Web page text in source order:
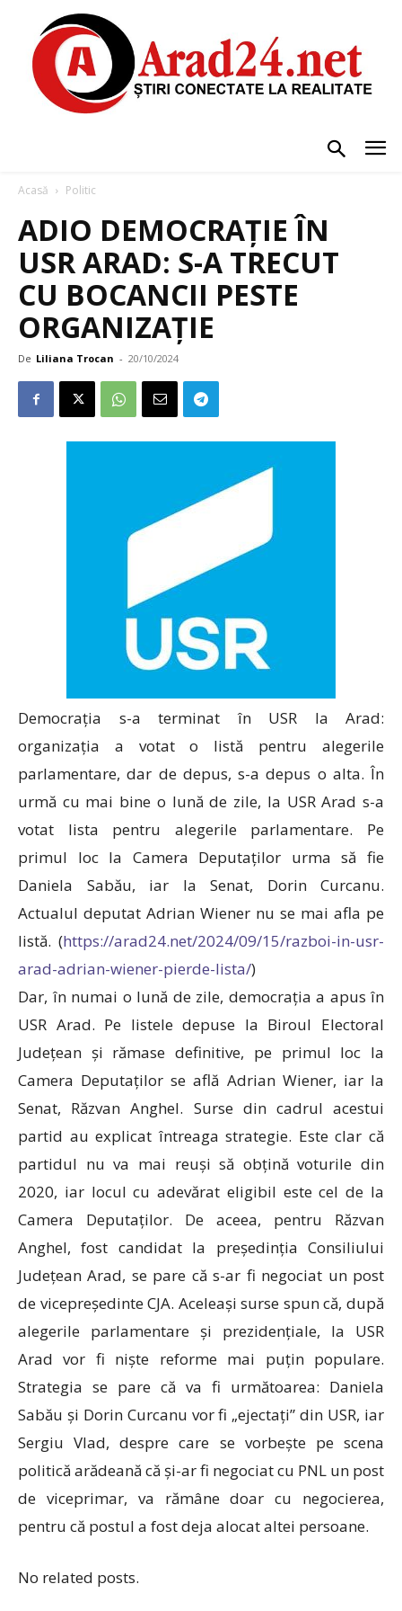
Acasă Politic
ADIO DEMOCRAȚIE ÎN
USR ARAD: S-A TRECUT
CU BOCANCII PESTE
ORGANIZAȚIE
De Liliana Trocan - 20/10/2024
Democrația s-a terminat în USR la Arad:
organizația a votat o listă pentru alegerile
parlamentare, dar de depus, s-a depus o alta. În
urmă cu mai bine o lună de zile, la USR Arad s-a
votat lista pentru alegerile parlamentare. Pe
primul loc la Camera Deputaților urma să fie
Daniela Sabău, iar la Senat, Dorin Curcanu.
Actualul deputat Adrian Wiener nu se mai afla pe
listă. (https://arad24.net/2024/09/15/razboi-in-usr-
arad-adrian-wiener-pierde-lista/)
Dar, în numai o lună de zile, democrația a apus în
USR Arad. Pe listele depuse la Biroul Electoral
Județean și rămase definitive, pe primul loc la
Camera Deputaților se află Adrian Wiener, iar la
Senat, Răzvan Anghel. Surse din cadrul acestui
partid au explicat întreaga strategie. Este clar că
partidul nu va mai reuși să obțină voturile din
2020, iar locul cu adevărat eligibil este cel de la
Camera Deputaților. De aceea, pentru Răzvan
Anghel, fost candidat la președinția Consiliului
Județean Arad, se pare că s-ar fi negociat un post
de vicepreședinte CJA. Aceleași surse spun că, după
alegerile parlamentare și prezidențiale, la USR
Arad vor fi niște reforme mai puțin populare.
Strategia se pare că va fi următoarea: Daniela
Sabău și Dorin Curcanu vor fi „ejectați” din USR, iar
Sergiu Vlad, despre care se vorbește pe scena
politică arădeană că și-ar fi negociat cu PNL un post
de viceprimar, va rămâne doar cu negocierea,
pentru că postul a fost deja alocat altei persoane.
No related posts.